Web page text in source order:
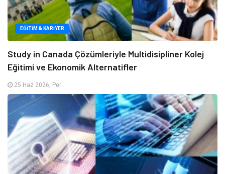
EĞITIM & KARIYER
Study in Canada Çözümleriyle Multidisipliner Kolej
Eğitimi ve Ekonomik Alternatifler
25 Haz 2026, Per